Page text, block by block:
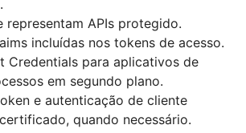
representam APIs protegido.
incluídas nos tokens de acesso.
Credentials para aplicativos de
em segundo plano.
e autenticação de cliente
quando necessário.